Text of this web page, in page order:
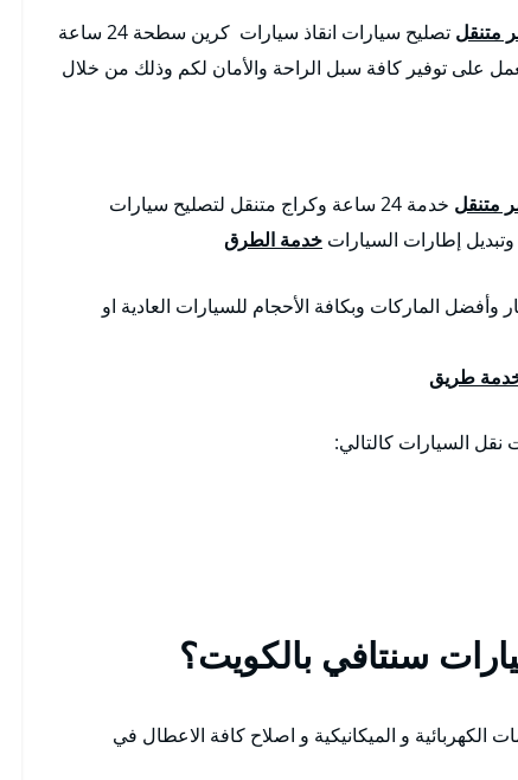
متنقل تصليح سيارات انقاذ سيارات كرين سطحة 24 ساعة
على توفير كافة سبل الراحة والأمان لكم وذلك من خلال
متنقل خدمة 24 ساعة وكراج متنقل لتصليح سيارات
إطارات السيارات خدمة الطرق
وأفضل الماركات وبكافة الأحجام للسيارات العادية او
طريق
السيارات كالتالي:
سنتافي بالكويت؟
الكهربائية و الميكانيكية و اصلاح كافة الاعطال في